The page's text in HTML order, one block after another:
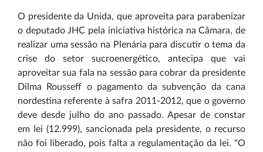
O presidente da Unida, que aproveita para parabenizar
o deputado JHC pela iniciativa histórica na Câmara, de
realizar uma sessão na Plenária para discutir o tema da
crise do setor sucroenergético, antecipa que vai
aproveitar sua fala na sessão para cobrar da presidente
Dilma Rousseff o pagamento da subvenção da cana
nordestina referente à safra 2011-2012, que o governo
deve desde julho do ano passado. Apesar de constar
em lei (12.999), sancionada pela presidente, o recurso
não foi liberado, pois falta a regulamentação da lei. "O